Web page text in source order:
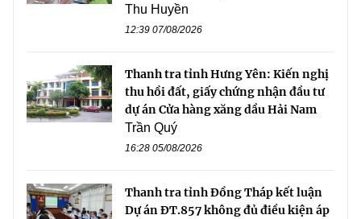
Thu Huyền
12:39 07/08/2026
Thanh tra tỉnh Hưng Yên: Kiến nghị
thu hồi đất, giấy chứng nhận đầu tư
dự án Cửa hàng xăng dầu Hải Nam
Trần Quý
16:28 05/08/2026
Thanh tra tỉnh Đồng Tháp kết luận
Dự án ĐT.857 không đủ điều kiện áp